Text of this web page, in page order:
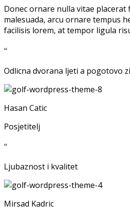
Donec ornare nulla vitae placerat
malesuada, arcu ornare tempus
facilisis lorem, at tempor ligula
“
Odlicna dvorana ljeti a pogotovo
Hasan Catic
Posjetitelj
“
Ljubaznost i kvalitet
Mirsad Kadric